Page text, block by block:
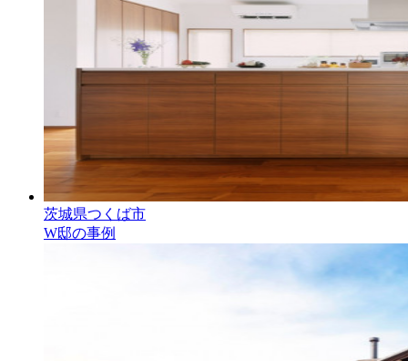
茨城県つくば市
W邸の事例